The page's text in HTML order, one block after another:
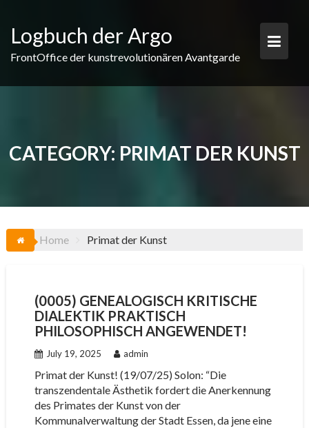
content
Logbuch der Argo
FrontOffice der kunstrevolutionären Avantgarde
CATEGORY: PRIMAT DER KUNST
Home Primat der Kunst
(0005) GENEALOGISCH KRITISCHE
DIALEKTIK PRAKTISCH
PHILOSOPHISCH ANGEWENDET!
July 19, 2025 admin
Primat der Kunst! (19/07/25) Solon: “Die
transzendentale Ästhetik fordert die Anerkennung
des Primates der Kunst von der
Kommunalverwaltung der Stadt Essen, da jene eine